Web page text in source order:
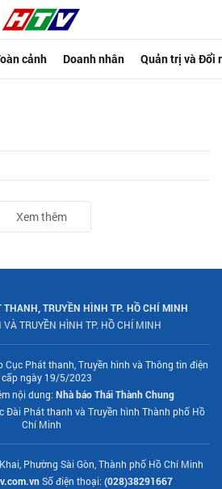
cảnh Doanh nhân Quản trị và Đổi
Xem thêm
THANH, TRUYỀN HÌNH TP. HỒ CHÍ MINH
TRUYỀN HÌNH TP. HỒ CHÍ MINH
Cục Phát thanh, Truyền hình và Thông tin điện
ngày 19/5/2023
nội dung: Nhà báo Thái Thành Chung
Đài Phát thanh và Truyền hình Thành phố Hồ
Chí Minh
Phường Sài Gòn, Thành phố Hồ Chí Minh
Số điện thoại: (028)38291667